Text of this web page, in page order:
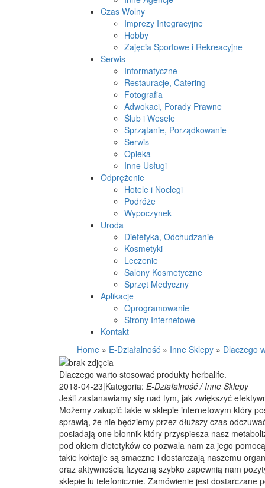
Czas Wolny
Imprezy Integracyjne
Hobby
Zajęcia Sportowe i Rekreacyjne
Serwis
Informatyczne
Restauracje, Catering
Fotografia
Adwokaci, Porady Prawne
Ślub i Wesele
Sprzątanie, Porządkowanie
Serwis
Opieka
Inne Usługi
Odprężenie
Hotele i Noclegi
Podróże
Wypoczynek
Uroda
Dietetyka, Odchudzanie
Kosmetyki
Leczenie
Salony Kosmetyczne
Sprzęt Medyczny
Aplikacje
Oprogramowanie
Strony Internetowe
Kontakt
Home » E-Działalność » Inne Sklepy » Dlaczego
Dlaczego warto stosować produkty herbalife.
2018-04-23|Kategoria: E-Działalność / Inne Sklepy
Jeśli zastanawiamy się nad tym, jak zwiększyć
Możemy zakupić takie w sklepie internetowym który
sprawią, że nie będziemy przez dłuższy czas
posiadają one błonnik który przyspiesza nasz
pod okiem dietetyków co pozwala nam za jego
takie koktajle są smaczne i dostarczają naszemu
oraz aktywnością fizyczną szybko zapewnią nam
sklepie lu telefonicznie. Zamówienie jest dostarczane